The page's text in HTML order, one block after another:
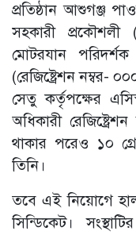
প্রতিষ্ঠান আশুগঞ্জ
সহকারী
মোটরযান
(রেজিষ্ট্রেশন নম্বর-
সেতু কর্তৃপক্ষের
অধিকারী
থাকার পরেও ১০
তিনি।
তবে এই নিয়োগে
সিন্ডিকেট।